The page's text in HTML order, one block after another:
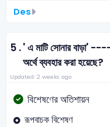
Des
5 .' এ মাটি সোনার বাড়া'
অর্থে ব্যবহার করা হয়েছে?
Updated: 2 weeks ago
বিশেষণের অতিশায়ন
রূপবাচক বিশেষণ